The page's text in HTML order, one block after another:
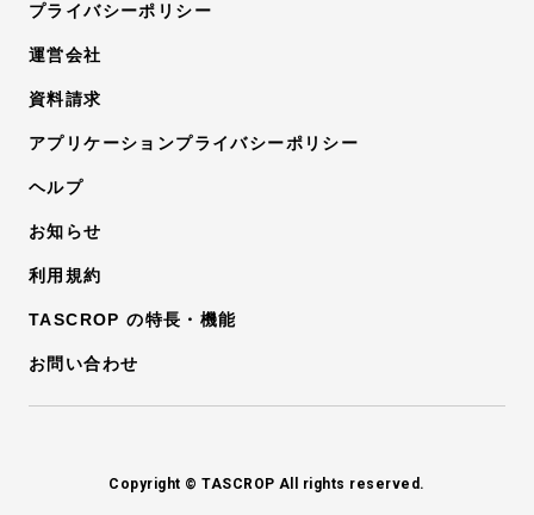
プライバシーポリシー
運営会社
資料請求
アプリケーションプライバシーポリシー
ヘルプ
お知らせ
利用規約
TASCROP の特長・機能
お問い合わせ
Copyright © TASCROP All rights reserved.